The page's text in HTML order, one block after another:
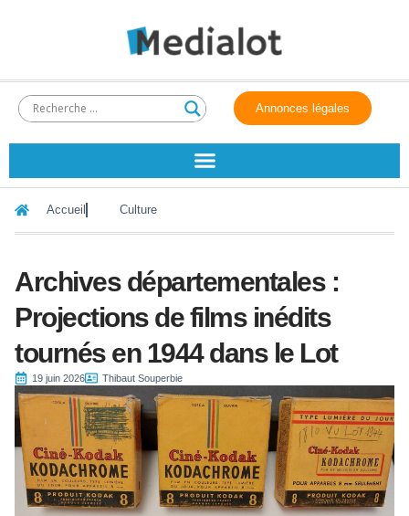
Annonces légales
Accueil Culture
Archives départementales :
Projections de films inédits
tournés en 1944 dans le Lot
19 juin 2026 Thibaut Souperbie